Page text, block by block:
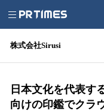
株式会社Sirusi
日本文化を代表す
向けの印鑑でクラ